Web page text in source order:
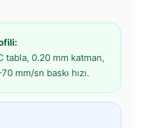
tabla, 0.20 mm katman,
mm/sn baskı hızı.